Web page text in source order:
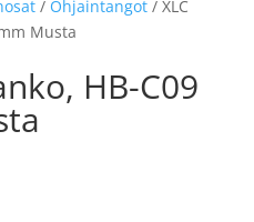
/ Ohjaintangot/ XLC
Musta
HB-C09